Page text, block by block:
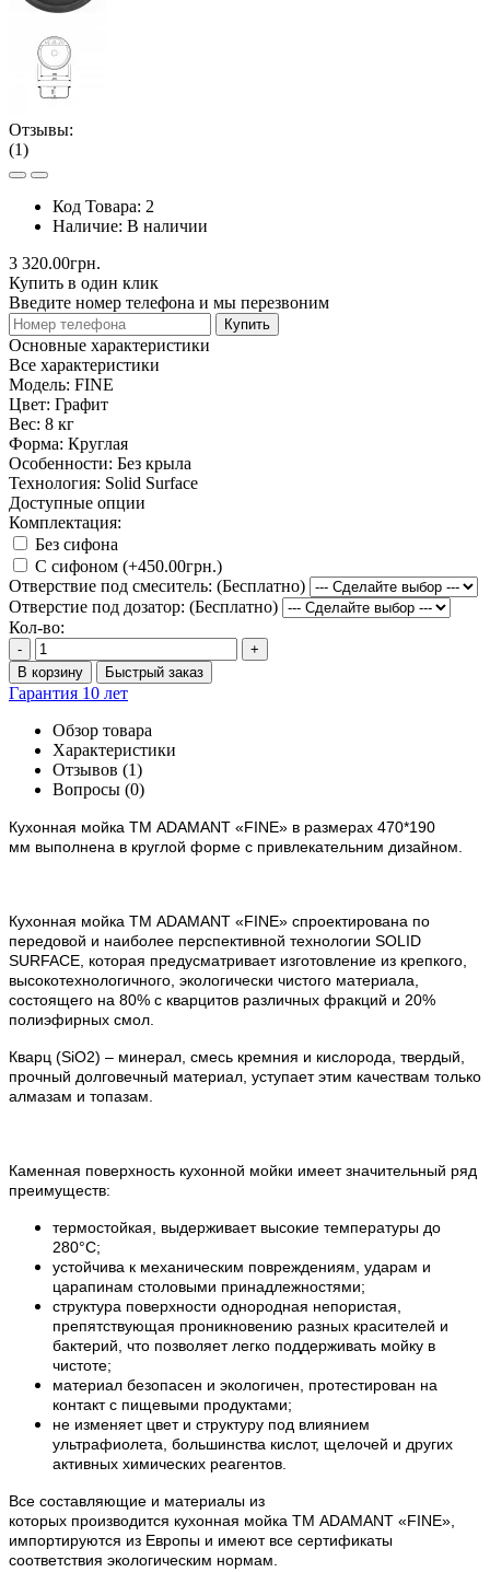
Отзывы:
(1)
Код Товара: 2
Наличие: В наличии
3 320.00грн.
Купить в один клик
Введите номер телефона и мы перезвоним
Купить
Основные характеристики
Все характеристики
Модель: FINE
Цвет: Графит
Вес: 8 кг
Форма: Круглая
Особенности: Без крыла
Технология: Solid Surface
Доступные опции
Комплектация:
Без сифона
С сифоном (+450.00грн.)
Отверствие под смеситель: (Бесплатно)
Отверстие под дозатор: (Бесплатно)
Кол-во:
-
+
В корзину
Быстрый заказ
Гарантия 10 лет
Обзор товара
Характеристики
Отзывов (1)
Вопросы (0)
Кухонная мойка ТМ ADAMANT «FINE» в размерах 470*190
мм выполнена в круглой форме с привлекательним дизайном.
Кухонная мойка ТМ ADAMANT «FINE» спроектирована по
передовой и наиболее перспективной технологии SOLID
SURFACE, которая предусматривает изготовление из крепкого,
высокотехнологичного, экологически чистого материала,
состоящего на 80% с кварцитов различных фракций и 20%
полиэфирных смол.
Кварц (SiO2) – минерал, смесь кремния и кислорода, твердый,
прочный долговечный материал, уступает этим качествам только
алмазам и топазам.
Каменная поверхность кухонной мойки имеет значительный ряд
преимуществ:
термостойкая, выдерживает высокие температуры до
280°С;
устойчива к механическим повреждениям, ударам и
царапинам столовыми принадлежностями;
структура поверхности однородная непористая,
препятствующая проникновению разных красителей и
бактерий, что позволяет легко поддерживать мойку в
чистоте;
материал безопасен и экологичен, протестирован на
контакт с пищевыми продуктами;
не изменяет цвет и структуру под влиянием
ультрафиолета, большинства кислот, щелочей и других
активных химических реагентов.
Все составляющие и материалы из
которых производится кухонная мойка ТМ ADAMANT «FINE»
импортируются из Европы и имеют все сертификаты
соответствия экологическим нормам.